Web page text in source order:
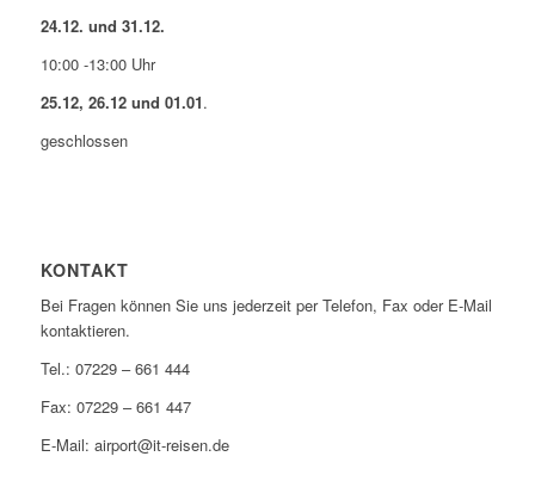
24.12. und 31.12.
10:00 -13:00 Uhr
25.12, 26.12 und 01.01.
geschlossen
KONTAKT
Bei Fragen können Sie uns jederzeit per Telefon, Fax oder E-Mail
kontaktieren.
Tel.: 07229 – 661 444
Fax: 07229 – 661 447
E-Mail: airport@it-reisen.de